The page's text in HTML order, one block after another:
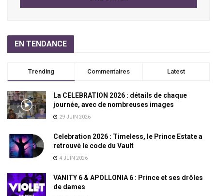
EN TENDANCE
Trending Commentaires Latest
La CELEBRATION 2026 : détails de chaque
journée, avec de nombreuses images
29 JUIN 2026
Celebration 2026 : Timeless, le Prince Estate a
retrouvé le code du Vault
4 JUIN 2026
VANITY 6 & APOLLONIA 6 : Prince et ses drôles
de dames